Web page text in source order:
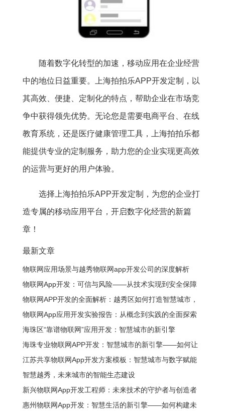
随着数字化转型的加速，移动应用在企业经营
中的地位日益重要。上海拍拍乐APP开发定制，以
其高效、便捷、定制化的特点，帮助企业在市场竞
争中获得领先优势。无论您是需要电商平台、在线
教育系统，还是医疗健康管理工具，上海拍拍乐都
能提供专业的定制服务，助力您的企业实现更高效
的运营与更好的用户体验。
选择上海拍拍乐APP开发定制，为您的企业打
造专属的移动应用平台，开启数字化经营的新篇
章！
最新文章
物联网应用场景与越秀物联网app开发公司的深度解析
物联网App开发：可信与风险——从技术实现到安全保障
物联网APP开发的全面解析：越秀区如何打造智慧城市，
你的企业需要什么？
物联网App应用开发实验报告：从概念到实践的全面探索
海珠区“靠谱物联网”应用开发：智慧城市的新引擎
海珠专业物联网APP开发：智慧城市的新引擎——如何让
城市更智能、更便捷？
江苏共享物联网App开发方案模板：智慧城市与数字赋能
的全新生态
智慧越秀，未来城市的智能生态建设
新兴物联网App开发工程师：未来技术的守护者与创造者
惠州物联网App开发：智慧生活的新引擎——如何构建未